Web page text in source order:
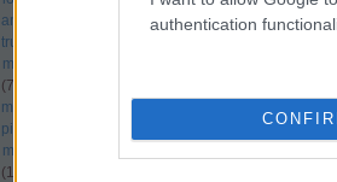
authentication
andrás
lukovich andrás (1) lyapis
trubetskoy
madrapur
(7
mémek
pillanatművek
magyar rádió szimfonik live
(1